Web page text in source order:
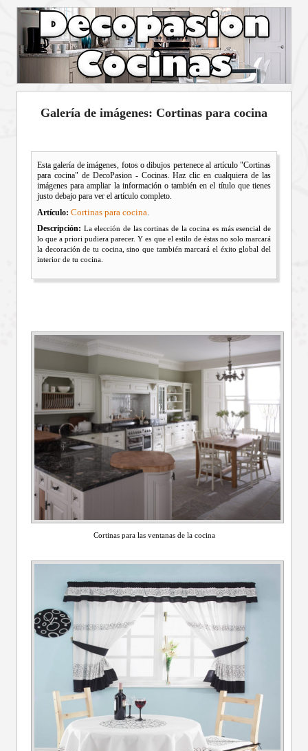
Galería de imágenes: Cortinas para cocina
Esta galería de imágenes, fotos o dibujos pertenece al artículo "Cortinas
para cocina" de DecoPasion - Cocinas. Haz clic en cualquiera de las
imágenes para ampliar la información o también en el título que tienes
justo debajo para ver el artículo completo.
Artículo: Cortinas para cocina.
Descripción: La elección de las cortinas de la cocina es más esencial de
lo que a priori pudiera parecer. Y es que el estilo de éstas no solo marcará
la decoración de tu cocina, sino que también marcará el éxito global del
interior de tu cocina.
Cortinas para las ventanas de la cocina